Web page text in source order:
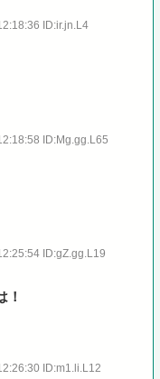
ID:ir.jn.L4
ID:Mg.gg.L65
ID:gZ.gg.L19
！
ID:m1.li.L12